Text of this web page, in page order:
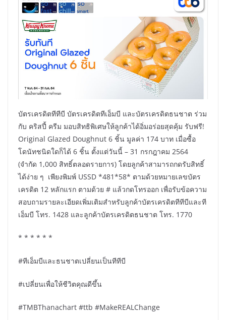
บัตรเครดิตทีทีบี บัตรเครดิตทีเอ็มบี และบัตรเครดิตธนชาต ร่วม
กับ คริสปี้ ครีม มอบสิทธิพิเศษให้ลูกค้าได้อิ่มอร่อยสุดคุ้ม รับฟรี!
Original Glazed Doughnut 6 ชิ้น มูลค่า 174 บาท เมื่อซื้อ
โดนัทชนิดใดก็ได้ 6 ชิ้น ตั้งแต่วันนี้ – 31 กรกฎาคม 2564
(จำกัด 1,000 สิทธิ์ตลอดรายการ) โดยลูกค้าสามารถกดรับสิทธิ์
ได้ง่าย ๆ เพียงพิมพ์ USSD *481*58* ตามด้วยหมายเลขบัตร
เครดิต 12 หลักแรก ตามด้วย # แล้วกดโทรออก เพื่อรับข้อความ
สอบถามรายละเอียดเพิ่มเติมสำหรับลูกค้าบัตรเครดิตทีทีบีและที
เอ็มบี โทร. 1428 และลูกค้าบัตรเครดิตธนชาต โทร. 1770
* * * * * *
#ทีเอ็มบีและธนชาตเปลี่ยนเป็นทีทีบี
#เปลี่ยนเพื่อให้ชีวิตคุณดีขึ้น
#TMBThanachart #ttb #MakeREALChange